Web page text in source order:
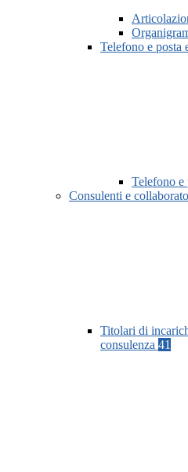
Telefono e posta
Telefono e
Consulenti e
Titolari di
consulenza 41